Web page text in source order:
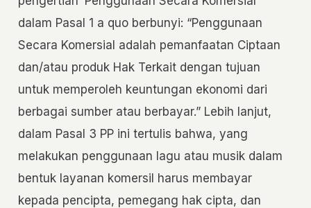
dalam Pasal 1 a quo berbunyi: “Penggunaan
Secara Komersial adalah pemanfaatan Ciptaan
dan/atau produk Hak Terkait dengan tujuan
untuk memperoleh keuntungan ekonomi dari
berbagai sumber atau berbayar.” Lebih lanjut,
dalam Pasal 3 PP ini tertulis bahwa, yang
melakukan penggunaan lagu atau musik dalam
bentuk layanan komersil harus membayar
kepada pencipta, pemegang hak cipta, dan